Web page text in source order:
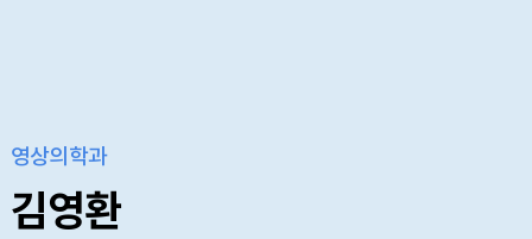
영상의학과
김영환